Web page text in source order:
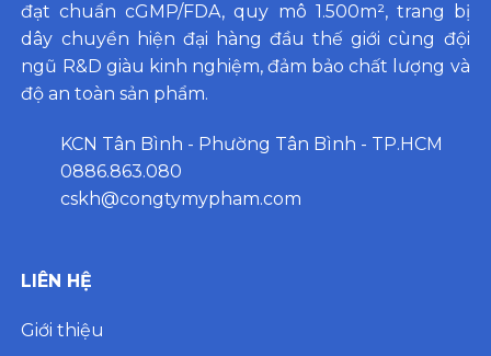
đạt chuẩn cGMP/FDA, quy mô 1.500m², trang bị
dây chuyền hiện đại hàng đầu thế giới cùng đội
ngũ R&D giàu kinh nghiệm, đảm bảo chất lượng và
độ an toàn sản phẩm.
KCN Tân Bình - Phường Tân Bình - TP.HCM
0886.863.080
cskh@congtymypham.com
LIÊN HỆ
Giới thiệu